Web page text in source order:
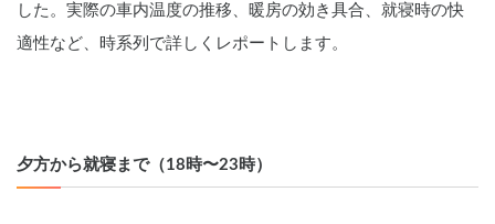
した。実際の車内温度の推移、暖房の効き具合、就寝時の快
適性など、時系列で詳しくレポートします。
夕方から就寝まで（18時〜23時）